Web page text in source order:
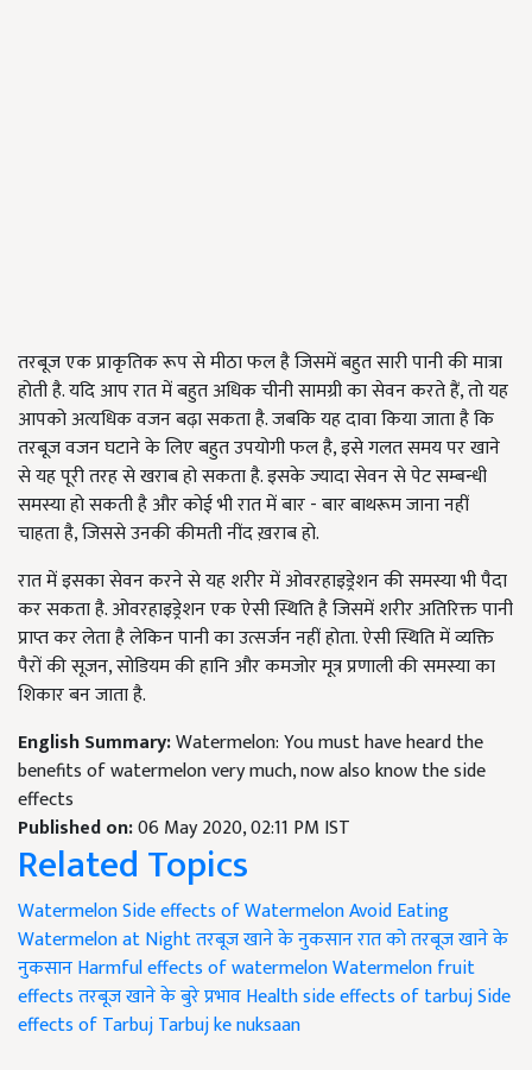
तरबूज एक प्राकृतिक रूप से मीठा फल है जिसमें बहुत सारी पानी की मात्रा
होती है. यदि आप रात में बहुत अधिक चीनी सामग्री का सेवन करते हैं, तो यह
आपको अत्यधिक वजन बढ़ा सकता है. जबकि यह दावा किया जाता है कि
तरबूज वजन घटाने के लिए बहुत उपयोगी फल है, इसे गलत समय पर खाने
से यह पूरी तरह से खराब हो सकता है. इसके ज्यादा सेवन से पेट सम्बन्धी
समस्या हो सकती है और कोई भी रात में बार - बार बाथरूम जाना नहीं
चाहता है, जिससे उनकी कीमती नींद ख़राब हो.
रात में इसका सेवन करने से यह शरीर में ओवरहाइड्रेशन की समस्या भी पैदा
कर सकता है. ओवरहाइड्रेशन एक ऐसी स्थिति है जिसमें शरीर अतिरिक्त पानी
प्राप्त कर लेता है लेकिन पानी का उत्सर्जन नहीं होता. ऐसी स्थिति में व्यक्ति
पैरों की सूजन, सोडियम की हानि और कमजोर मूत्र प्रणाली की समस्या का
शिकार बन जाता है.
English Summary:Watermelon: You must have heard the
benefits of watermelon very much, now also know the side
effects
Published on:06 May 2020, 02:11 PM IST
Related Topics
WatermelonSide effects of WatermelonAvoid Eating
Watermelon at Nightतरबूज खाने के नुकसानरात को तरबूज खाने के
नुकसानHarmful effects of watermelonWatermelon fruit
effectsतरबूज खाने के बुरे प्रभावHealth side effects of tarbujSide
effects of TarbujTarbuj ke nuksaan